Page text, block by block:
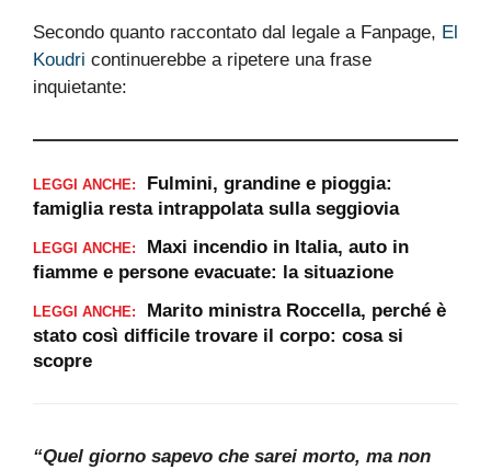
Secondo quanto raccontato dal legale a Fanpage,El
Koudricontinuerebbe a ripetere una frase
inquietante:
LEGGI ANCHE:
Fulmini, grandine e pioggia: